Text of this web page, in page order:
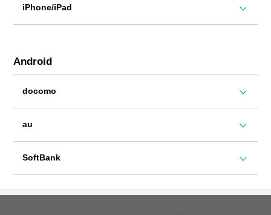
iPhone/iPad
Android
docomo
au
SoftBank